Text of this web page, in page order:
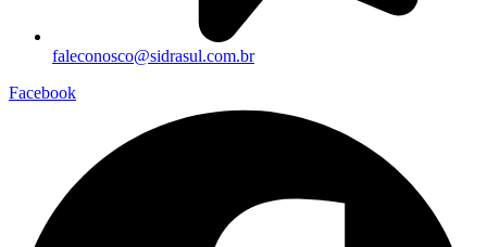
faleconosco@sidrasul.com.br
Facebook